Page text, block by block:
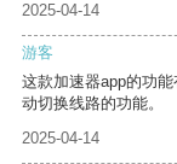
2025-04-14
游客
这款加速器app的功
动切换线路的功能。
2025-04-14